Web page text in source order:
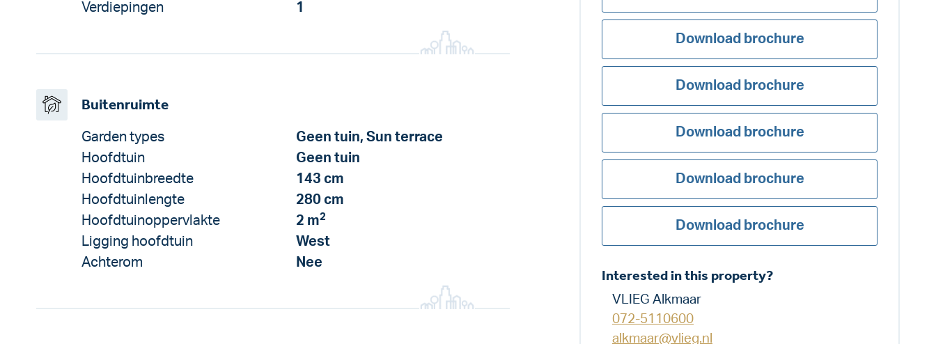
Verdiepingen
1
Buitenruimte
Garden types
Geen tuin, Sun terrace
Hoofdtuin
Geen tuin
Hoofdtuinbreedte
143 cm
Hoofdtuinlengte
280 cm
Hoofdtuinoppervlakte
2 m2
Ligging hoofdtuin
West
Achterom
Nee
Download brochure
Download brochure
Download brochure
Download brochure
Download brochure
Interested in this property?
VLIEG Alkmaar
072-5110600
alkmaar@vlieg.nl